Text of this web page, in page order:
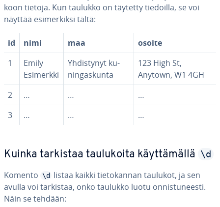
koon tietoja. Kun taulukko on täytetty tiedoilla, se voi
näyttää esi­mer­kik­si tältä:
id nimi maa
osoite
1
Emily
Esimerkki
Yh­dis­ty­nyt ku­
nin­gas­kun­ta
123 High St,
Anytown, W1 4GH
2
… …
…
3
… … …
Kuinka tarkistaa tau­lu­koi­ta käyt­tä­mäl­lä \d
Komento \d
listaa kaikki tie­to­kan­nan taulukot, ja sen
avulla voi tarkistaa, onko taulukko luotu on­nis­tu­nees­ti.
Näin se tehdään: